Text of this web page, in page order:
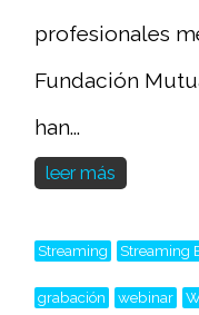
profesionales
Fundación
han...
leer más
Streaming Streaming
grabación webinar